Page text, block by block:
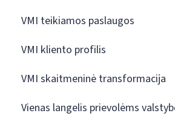
VMI teikiamos paslaugos
VMI kliento profilis
VMI skaitmeninė transformacija
Vienas langelis prievolėms